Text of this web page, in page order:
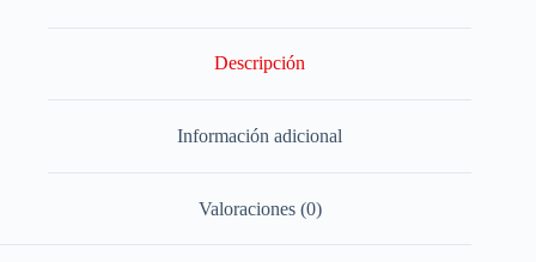
Descripción
Información adicional
Valoraciones (0)